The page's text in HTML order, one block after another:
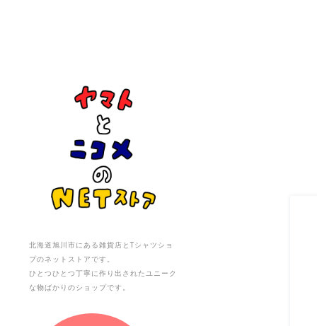
北海道旭川市にある雑貨店とTシャツショ
プのネットストアです。
ひとつひとつ丁寧に作り出されたユニーク
な物ばかりのショップです。